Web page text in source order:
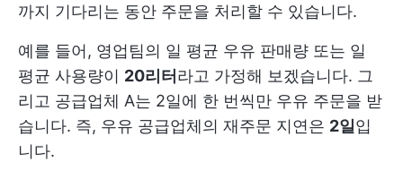
까지 기다리는 동안 주문을 처리할 수 있습니다.
예를 들어, 영업팀의 일 평균 우유 판매량 또는 일
평균 사용량이 20리터라고 가정해 보겠습니다. 그
리고 공급업체 A는 2일에 한 번씩만 우유 주문을 받
습니다. 즉, 우유 공급업체의 재주문 지연은 2일입
니다.